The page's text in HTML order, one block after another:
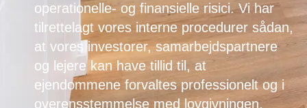
operationelle- og finansielle risici. Vi har
tilrettelagt vores interne procedurer sådan,
at vores investorer, samarbejdspartnere
og lejere kan have tillid til, at
ejendommene forvaltes professionelt og i
overensstemmelse med lovgivningen.